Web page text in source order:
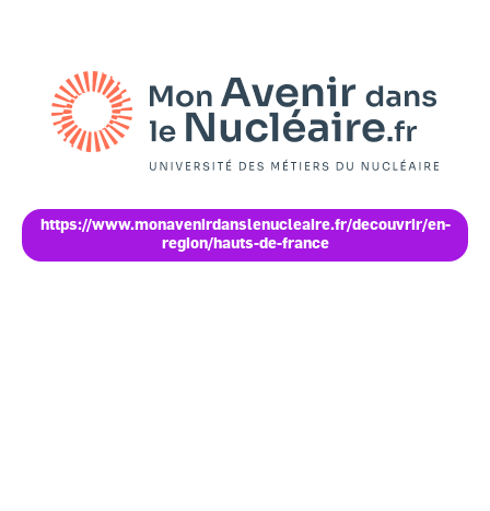
Image
https://www.monavenirdanslenucleaire.fr/decouvrir/en-
region/hauts-de-france